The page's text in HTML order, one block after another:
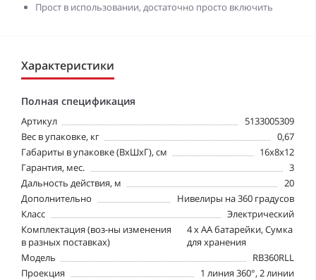
Прост в использовании, достаточно просто включить
Характеристики
Полная спецификация
Артикул
5133005309
Вес в упаковке, кг
0,67
Габариты в упаковке (ВхШхГ), см
16x8x12
Гарантия, мес.
3
Дальность действия, м
20
Дополнительно
Нивелиры на 360 градусов
Класс
Электрический
Комплектация (воз-ны изменения
в разных поставках)
4 х АА батарейки, Сумка
для хранения
Модель
RB360RLL
Проекция
1 линия 360°, 2 линии